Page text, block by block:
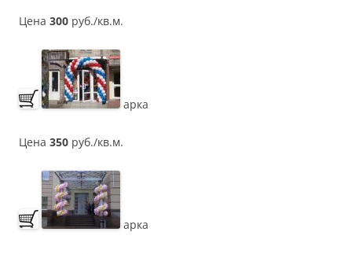
Цена 300 руб./кв.м.
арка
Цена 350 руб./кв.м.
арка